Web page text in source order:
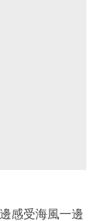
感受海風一邊